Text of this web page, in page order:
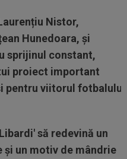
Nistor,
Hunedoara, și
sprijinul constant,
proiect important
pentru viitorul fotbalului
să redevină un
un motiv de mândrie